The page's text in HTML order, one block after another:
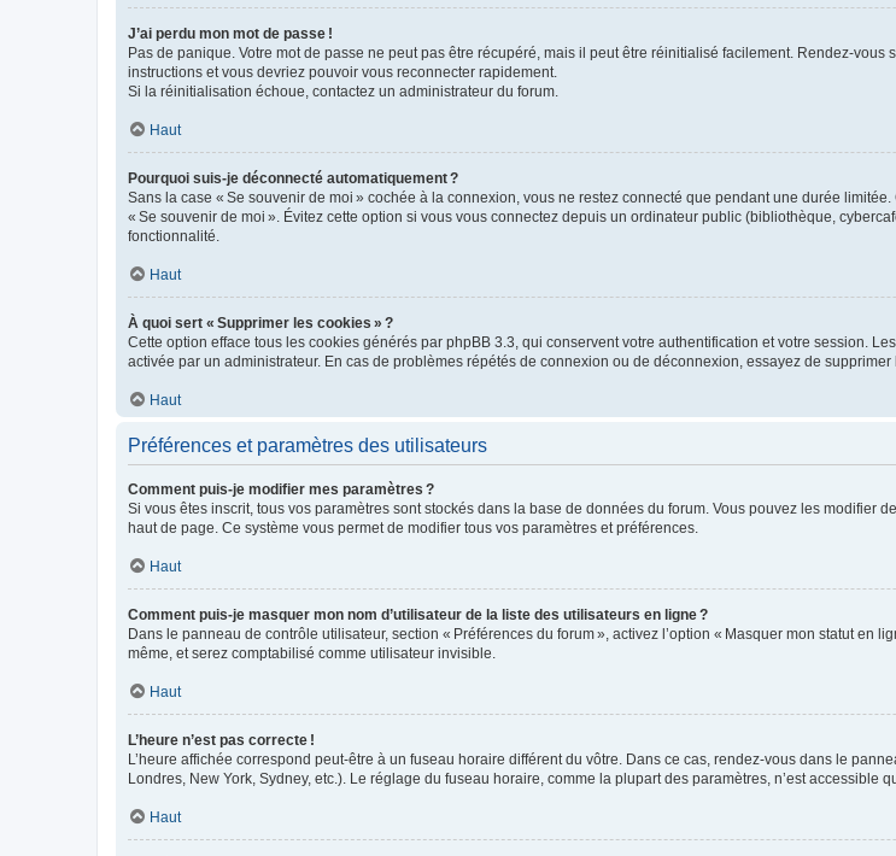
J’ai perdu mon mot de passe !
Pas de panique. Votre mot de passe ne peut pas être récupéré, mais il peut être réinitialisé facilement. Rendez-
instructions et vous devriez pouvoir vous reconnecter rapidement.
Si la réinitialisation échoue, contactez un administrateur du forum.
Haut
Pourquoi suis-je déconnecté automatiquement ?
Sans la case « Se souvenir de moi » cochée à la connexion, vous ne restez connecté que pendant une durée
« Se souvenir de moi ». Évitez cette option si vous vous connectez depuis un ordinateur public (bibliothèque,
fonctionnalité.
Haut
À quoi sert « Supprimer les cookies » ?
Cette option efface tous les cookies générés par phpBB 3.3, qui conservent votre authentification et votre session.
activée par un administrateur. En cas de problèmes répétés de connexion ou de déconnexion, essayez de supprimer
Haut
Préférences et paramètres des utilisateurs
Comment puis-je modifier mes paramètres ?
Si vous êtes inscrit, tous vos paramètres sont stockés dans la base de données du forum. Vous pouvez les modifier
haut de page. Ce système vous permet de modifier tous vos paramètres et préférences.
Haut
Comment puis-je masquer mon nom d’utilisateur de la liste des utilisateurs en ligne ?
Dans le panneau de contrôle utilisateur, section « Préférences du forum », activez l’option « Masquer mon statut en
même, et serez comptabilisé comme utilisateur invisible.
Haut
L’heure n’est pas correcte !
L’heure affichée correspond peut-être à un fuseau horaire différent du vôtre. Dans ce cas, rendez-vous dans le
Londres, New York, Sydney, etc.). Le réglage du fuseau horaire, comme la plupart des paramètres, n’est accessible
Haut